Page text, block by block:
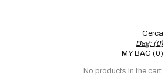
Cerca
Bag: (0)
MY BAG (0)
No products in the cart.